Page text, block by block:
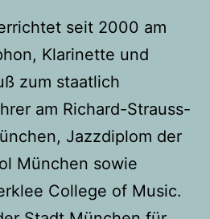
seit 2000 am
Klarinette und
zum staatlich
am Richard-Strauss-
Jazzdiplom der
München sowie
College of Music.